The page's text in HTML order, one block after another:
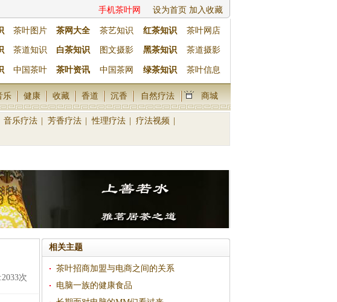
手机茶叶网 设为首页 加入收藏
茶叶图片 茶网大全 茶艺知识 红茶知识 茶叶网店
茶道知识 白茶知识 图文摄影 黑茶知识 茶道摄影
中国茶叶 茶叶资讯 中国茶网 绿茶知识 茶叶信息
乐 健康 收藏 香道 沉香 自然疗法 商城
音乐疗法 芳香疗法 性理疗法 疗法视频
2033次
相关主题
茶叶招商加盟与电商之间的关系
电脑一族的健康食品